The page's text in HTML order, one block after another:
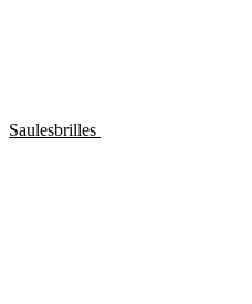
Saulesbrilles